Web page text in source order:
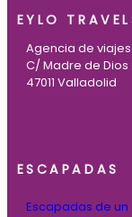
EYLO
Agencia de
C/ Madre de Dios
47011 Valladolid
ESCAPADAS
Escapadas de un